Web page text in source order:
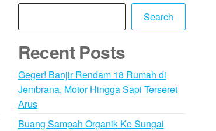
Search
Recent Posts
Geger! Banjir Rendam 18 Rumah di
Jembrana, Motor Hingga Sapi Terseret
Arus
Buang Sampah Organik Ke Sungai